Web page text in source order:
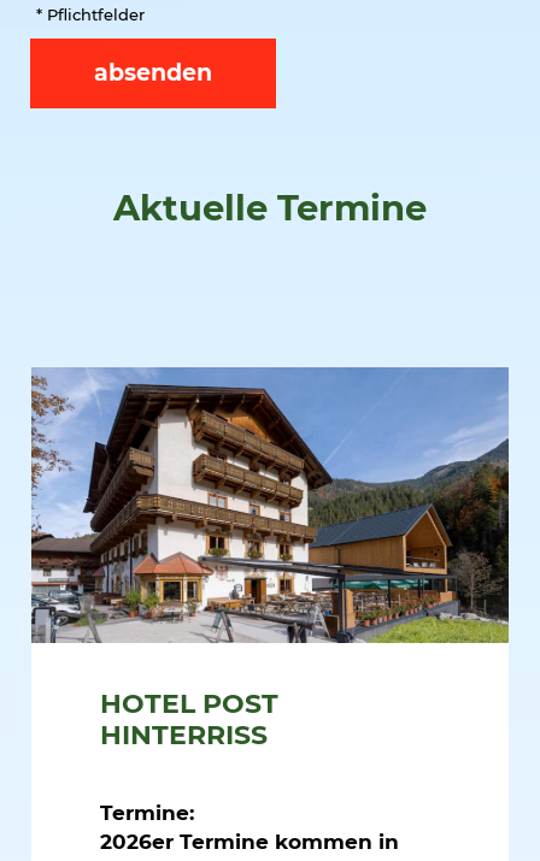
* Pflichtfelder
absenden
Aktuelle Termine
HOTEL POST
HINTERRISS
Termine:
2026er Termine kommen in